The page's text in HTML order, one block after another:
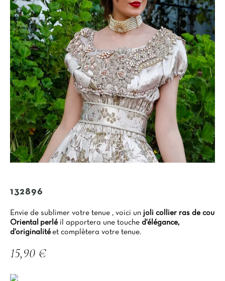
132896
Envie de sublimer votre tenue , voici un joli collier ras de cou
Oriental perlé il apportera une touche d'élégance,
d'originalité et complètera votre tenue.
15,90 €